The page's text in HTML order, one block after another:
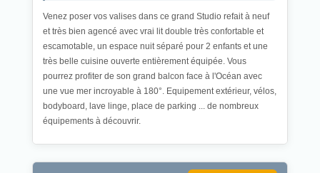
Venez poser vos valises dans ce grand Studio refait à neuf
et très bien agencé avec vrai lit double très confortable et
escamotable, un espace nuit séparé pour 2 enfants et une
très belle cuisine ouverte entièrement équipée. Vous
pourrez profiter de son grand balcon face à l'Océan avec
une vue mer incroyable à 180°. Equipement extérieur, vélos,
bodyboard, lave linge, place de parking ... de nombreux
équipements à découvrir.